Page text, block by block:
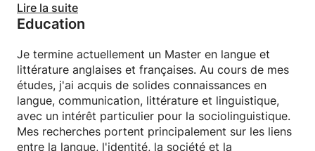
Assister à cette progression est, pour moi, l'un des
plus beaux aspects de l'enseignement.
Je suis convaincue que chacun peut apprendre
lorsqu'il bénéficie du soutien et de
l'accompagnement adaptés. C'est pourquoi j'adopte
une approche personnalisée, entièrement adaptée
aux besoins, au rythme et au style d'apprentissage
de chaque élève. Aucun élève ne se ressemble, et
par conséquent, aucun cours ne se ressemble non
Lire la suite
Education
Je termine actuellement un Master en langue et
littérature anglaises et françaises. Au cours de mes
études, j'ai acquis de solides connaissances en
langue, communication, littérature et linguistique,
avec un intérêt particulier pour la sociolinguistique.
Mes recherches portent principalement sur les liens
entre la langue, l'identité, la société et la